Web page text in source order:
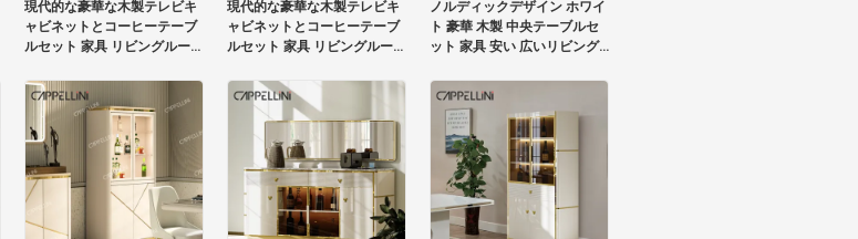
現代的な豪華な木製テレビキ
ャビネットとコーヒーテーブ
ルセット 家具 リビングルーム
ド
現代的な豪華な木製テレビキ
ャビネットとコーヒーテーブ
ルセット 家具 リビングルーム
ド
ノルディックデザイン ホワイ
ト 豪華 木製 中央テーブルセ
ット 家具 安い 広いリビング